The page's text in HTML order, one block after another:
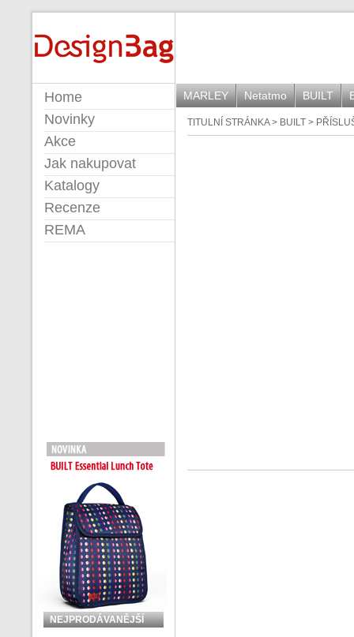
MARLEY Netatmo BUILT
TITULNÍ STRÁNKA> BUILT >
Home
Novinky
Akce
Jak nakupovat
Katalogy
Recenze
REMA
NEJPRODÁVANĚJŠÍ
DESIGNBAG